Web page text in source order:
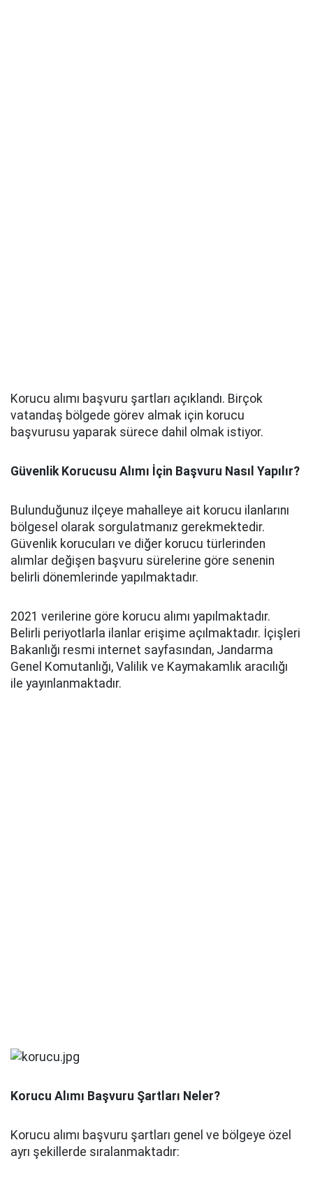
Korucu alımı başvuru şartları açıklandı. Birçok
vatandaş bölgede görev almak için korucu
başvurusu yaparak sürece dahil olmak istiyor.
Güvenlik Korucusu Alımı İçin Başvuru Nasıl Yapılır?
Bulunduğunuz ilçeye mahalleye ait korucu ilanlarını
bölgesel olarak sorgulatmanız gerekmektedir.
Güvenlik korucuları ve diğer korucu türlerinden
alımlar değişen başvuru sürelerine göre senenin
belirli dönemlerinde yapılmaktadır.
2021 verilerine göre korucu alımı yapılmaktadır.
Belirli periyotlarla ilanlar erişime açılmaktadır. İçişleri
Bakanlığı resmi internet sayfasından, Jandarma
Genel Komutanlığı, Valilik ve Kaymakamlık aracılığı
ile yayınlanmaktadır.
Korucu Alımı Başvuru Şartları Neler?
Korucu alımı başvuru şartları genel ve bölgeye özel
ayrı şekillerde sıralanmaktadır: